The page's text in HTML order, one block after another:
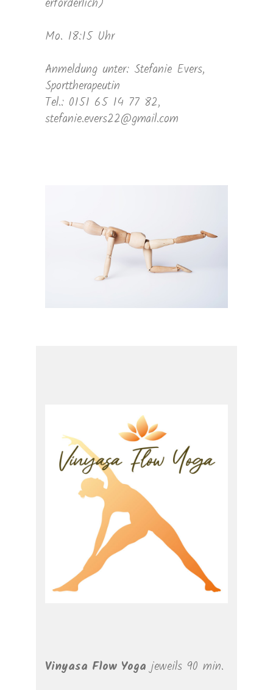
erforderlich)
Mo. 18:15 Uhr
Anmeldung unter: Stefanie Evers,
Sporttherapeutin
Tel.: 0151 65 14 77 82,
stefanie.evers22@gmail.com
Vinyasa Flow Yogajeweils 90 min.